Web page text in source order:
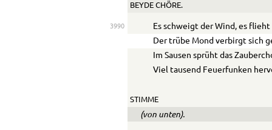
BEYDE CHÖRE.
3990
Es schweigt der Wind, es flieht
Der trübe Mond verbirgt sich
Im Sausen sprüht das
Viel tausend Feuerfunken
STIMME
(von unten).